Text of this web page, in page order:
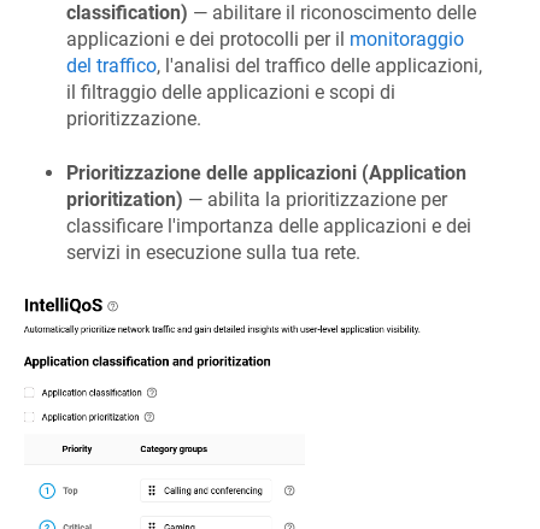
classification) — abilitare il riconoscimento delle
applicazioni e dei protocolli per il monitoraggio
del traffico, l'analisi del traffico delle applicazioni,
il filtraggio delle applicazioni e scopi di
prioritizzazione.
Prioritizzazione delle applicazioni (Application
prioritization) — abilita la prioritizzazione per
classificare l'importanza delle applicazioni e dei
servizi in esecuzione sulla tua rete.